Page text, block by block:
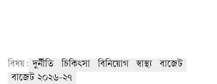
বিষয়: দুর্নীতি চিকিৎসা বিনিয়োগ স্বাস্থ্য
বাজেট
বাজেট ২০২৬-২৭